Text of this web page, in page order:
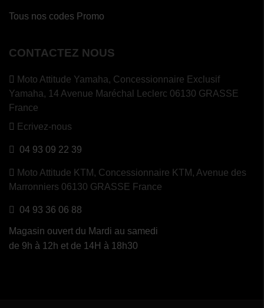
Tous nos codes Promo
CONTACTEZ NOUS
Moto Attitude Yamaha, Concessionnaire Exclusif
Yamaha, 14 Avenue Maréchal Leclerc 06130 GRASSE
France
Ecrivez-nous
04 93 09 22 39
Moto Attitude KTM, Concessionnaire KTM, Avenue des
Marronniers 06130 GRASSE France
04 93 36 06 88
Magasin ouvert du Mardi au samedi
de 9h à 12h et de 14H à 18h30